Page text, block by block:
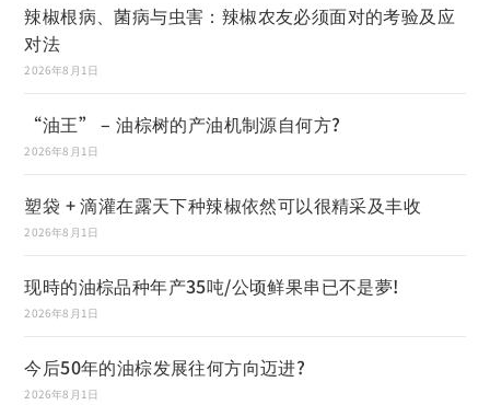
辣椒根病、菌病与虫害：辣椒农友必须面对的考验及应
对法
2026年8月1日
“油王” – 油棕树的产油机制源自何方?
2026年8月1日
塑袋 + 滴灌在露天下种辣椒依然可以很精采及丰收
2026年8月1日
现時的油棕品种年产35吨/公顷鲜果串已不是夢!
2026年8月1日
今后50年的油棕发展往何方向迈进?
2026年8月1日